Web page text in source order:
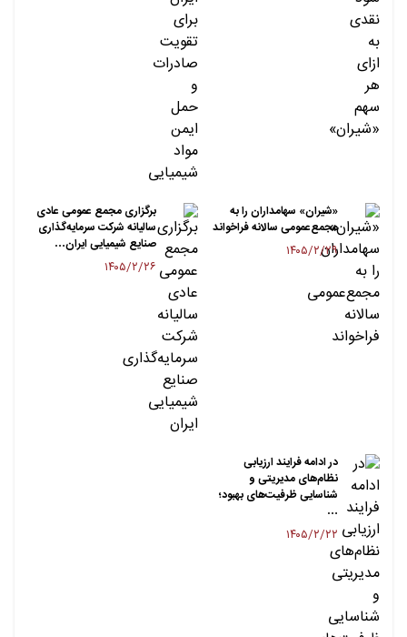
«شیران» سهامداران را به
مجمع‌عمومی سالانه فراخواند
۱۴۰۵/۲/۲۹
برگزاری مجمع عمومی عادی
سالیانه شرکت سرمایه‌گذاری
صنایع شیمیایی ایران…
۱۴۰۵/۲/۲۶
در ادامه فرایند ارزیابی
نظام‌های مدیریتی و
شناسایی ظرفیت‌های بهبود؛
…
۱۴۰۵/۲/۲۲